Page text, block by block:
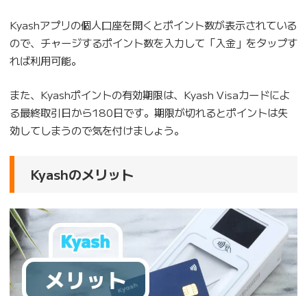
Kyashアプリの個人口座を開くとポイント数が表示されている
ので、チャージするポイント数を入力して「入金」をタップす
れば利用可能。
また、Kyashポイントの有効期限は、Kyash Visaカードによ
る最終取引日から180日です。期限が切れるとポイントは失
効してしまうので気を付けましょう。
Kyashのメリット